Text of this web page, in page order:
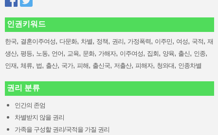
인권키워드
한국, 결혼이주여성, 다문화, 차별, 정책, 권리, 가정폭력, 이주민, 여성, 국적, 재
생산, 평등, 노동, 언어, 교육, 문화, 가해자, 이주여성, 집회, 양육, 출신, 인종,
인재, 체류, 법, 출산, 국가, 피해, 출신국, 저출산, 피해자, 청와대, 인종차별
권리 분류
인간의 존엄
차별받지 않을 권리
가족을 구성할 권리/국적을 가질 권리